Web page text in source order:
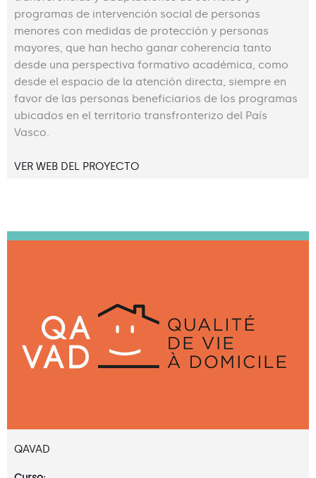
programas de intervención social de personas
menores con medidas de protección y personas
mayores, que han hecho ganar coherencia tanto
desde una perspectiva formativo académica, como
desde el espacio de la atención directa, siempre en
favor de las personas beneficiarios de los programas
ubicados en el territorio transfronterizo del País
Vasco.
VER WEB DEL PROYECTO
QAVAD